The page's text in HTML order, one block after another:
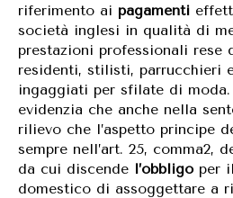
riferimento ai pagamenti
società inglesi in qualità di
prestazioni professionali rese
residenti, stilisti, parrucchieri
ingaggiati per sfilate di
evidenzia che anche nella
rilievo che l’aspetto principe
sempre nell’art. 25, comma2,
da cui discende l’obbligo per
domestico di assoggettare a